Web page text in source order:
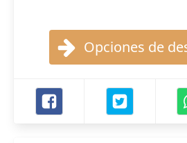
Opciones de